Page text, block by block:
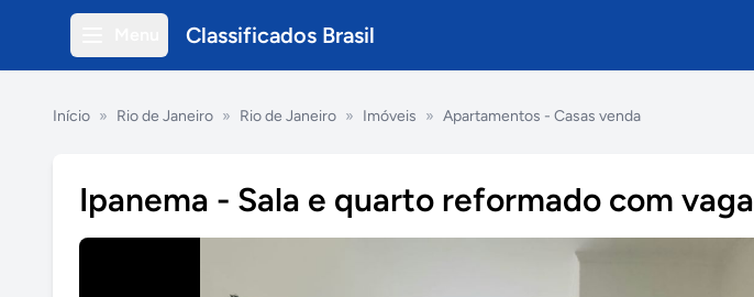
Classificados Brasil
Início » Rio de Janeiro » Rio de Janeiro » Imóveis » Apartamentos - Casas venda
Ipanema - Sala e quarto reformado com vaga